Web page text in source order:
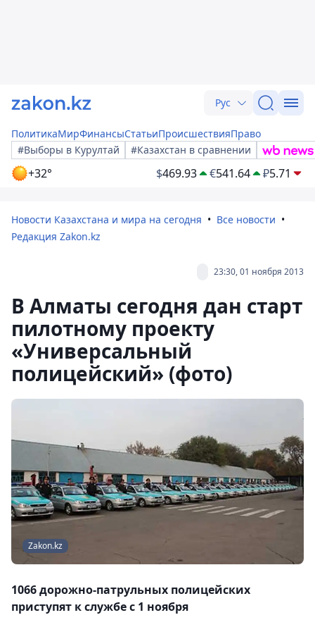
Рус
ПолитикаМирФинансыСтатьиПроисшествияПраво
#Выборы в Курултай
#Казахстан в сравнении
+32° $469.93 €541.64 ₽5.71
Новости Казахстана и мира на сегодня
Все новости
Редакция Zakon.kz
23:30, 01 ноября 2013
В Алматы сегодня дан старт
пилотному проекту
«Универсальный
полицейский» (фото)
Zakon.kz
1066 дорожно-патрульных полицейских
приступят к службе с 1 ноября